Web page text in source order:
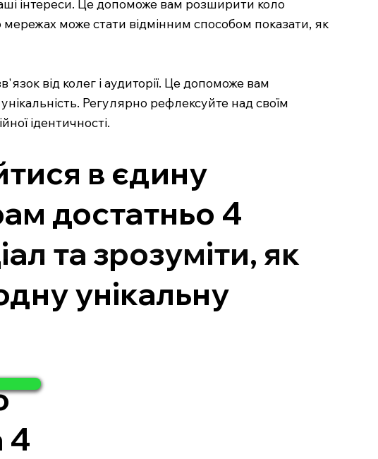
інтереси. Це допоможе вам розширити коло
мережах може стати відмінним способом показати, як
від колег і аудиторії. Це допоможе вам
Регулярно рефлексуйте над своїм
ідентичності.
в єдину
достатньо 4
та зрозуміти, як
унікальну
4